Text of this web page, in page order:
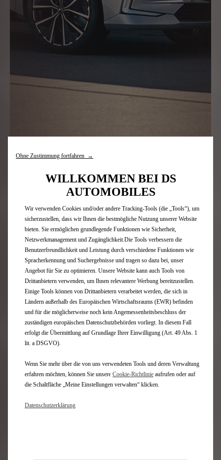
Der DS 4 steht für eine neue Generation von DS
Modellen. Er vereint Raffinesse mit hochmoderner
Technologie und bietet ein markantes Außendesign
sowie ein klares und fließendes Innendesign, das sich
durch zahlreiche Details und Handarbeit auszeichnet.
Auf dem Festival Automobile International wurde dem
außergewöhnlichen Kompaktklassemodell nun der
Preis für das Schönste Auto 2022 verliehen.
„Die Auszeichnung ‚Schönstes Auto des Jahres‘ ist eine
Belohnung für alle Teammitglieder, die den DS 4
erschaffen haben – weit über das DS DESIGN STUDIO
PARIS hinaus. Noch bevor wir den ersten Bleistiftstrich
zeichneten, arbeiteten wir zwei Jahre lang mit unseren
Ingenieuren an der Gestaltung der technischen
Plattform. Als wir mit dem kreativen Prozess begannen,
hatten wir außergewöhnlich viel Spielraum, um eine
Fahrzeug DS AERO SPORT LOUNGE, das im vergangenen
Jahr ebenfalls beim Festival Automobile International
ausgezeichnet wurde, ist die Silhouette des DS 4 mit
Segment. Die Linie ist athletisch, sehr muskulös,
Ohne Zustimmung fortfahren →
WILLKOMMEN BEI DS
AUTOMOBILES
Wir verwenden Cookies und/oder andere Tracking-Tools (die „Tools“), um
sicherzustellen, dass wir Ihnen die bestmögliche Nutzung unserer Website
bieten. Sie ermöglichen grundlegende Funktionen wie Sicherheit,
Netzwerkmanagement und Zugänglichkeit.Die Tools verbessern die
Benutzerfreundlichkeit und Leistung durch verschiedene Funktionen wie
Spracherkennung und Suchergebnisse und tragen so dazu bei, unser
Angebot für Sie zu optimieren. Unsere Website kann auch Tools von
Drittanbietern verwenden, um Ihnen relevantere Werbung bereitzustellen.
Einige Tools können von Drittanbietern verarbeitet werden, die sich in
Ländern außerhalb des Europäischen Wirtschaftsraums (EWR) befinden
und für die möglicherweise noch kein Angemessenheitsbeschluss der
zuständigen europäischen Datenschutzbehörden vorliegt. In diesem Fall
erfolgt die Übermittlung auf Grundlage Ihrer Einwilligung (Art. 49 Abs. 1
lit. a DSGVO).
Wenn Sie mehr über die von uns verwendeten Tools und deren Verwaltung
erfahren möchten, können Sie unsere Cookie‑Richtlinie aufrufen oder auf
die Schaltfläche „Meine Einstellungen verwalten“ klicken.
Datenschutzerklärung